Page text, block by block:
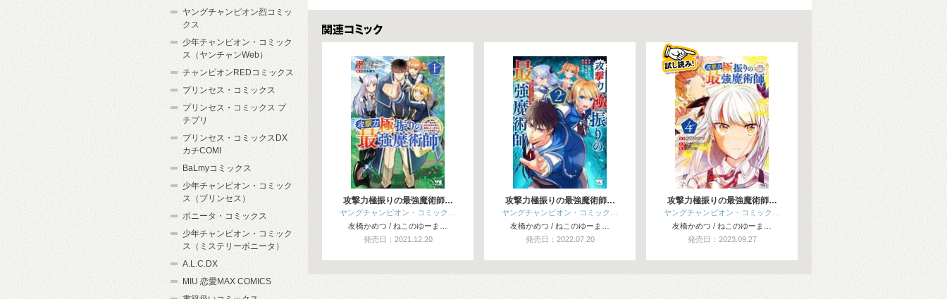
関連コミックス
攻撃力極振りの最強魔術師…
ヤングチャンピオン・コミック…
友橋かめつ / ねこのゆーま…
発売日：2021.12.20
攻撃力極振りの最強魔術師…
ヤングチャンピオン・コミック…
友橋かめつ / ねこのゆーま…
発売日：2022.07.20
攻撃力極振りの最強魔術師…
ヤングチャンピオン・コミック…
友橋かめつ / ねこのゆーま…
発売日：2023.09.27
ヤングチャンピオン烈コミッ
クス
少年チャンピオン・コミック
ス（ヤンチャンWeb）
チャンピオンREDコミックス
プリンセス・コミックス
プリンセス・コミックス プ
チプリ
プリンセス・コミックスDX
カチCOMI
BaLmyコミックス
少年チャンピオン・コミック
ス（プリンセス）
ボニータ・コミックス
少年チャンピオン・コミック
ス（ミステリーボニータ）
A.L.C.DX
MIU 恋愛MAX COMICS